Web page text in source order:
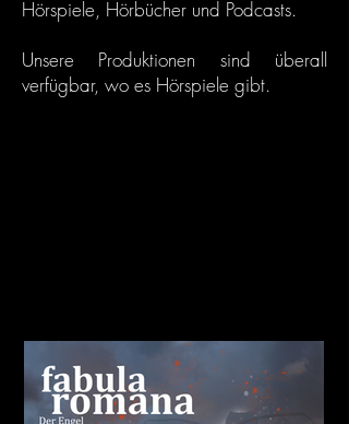
Hörspiele, Hörbücher und Podcasts.
Unsere Produktionen sind überall
verfügbar, wo es Hörspiele gibt.